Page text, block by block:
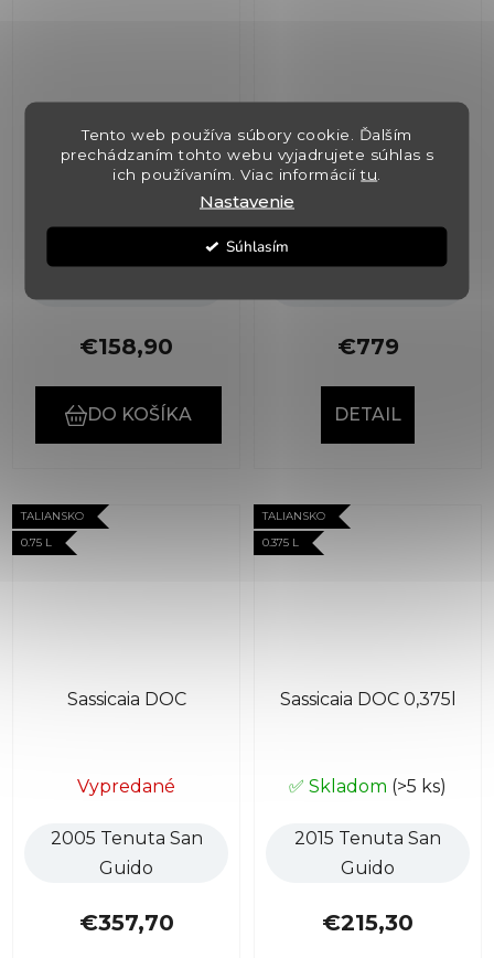
Tento web používa súbory cookie. Ďalším
prechádzaním tohto webu vyjadrujete súhlas s
ich používaním. Viac informáciítu
Nastavenie
Súhlasím
(>5 ks)
2018 Tenuta San
€158,90
DO KOŠÍKA
Sassicaia DOC
Magnum 1,5l
2009 Tenuta San
€779
DETAIL
TALIANSKO
0.75 L
Sassicaia DOC
Vypredané
2005 Tenuta San
Guido
€357,70
TALIANSKO
0.375 L
Sassicaia DOC 0,375l
✅ Skladom (>5 ks)
2015 Tenuta San
Guido
€215,30